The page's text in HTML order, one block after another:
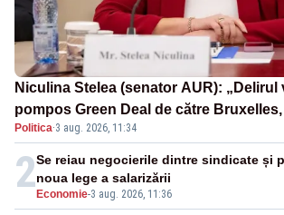
Niculina Stelea (senator AUR): „Delirul
pompos Green Deal de către
măsură vinovat de prezumtiva
Politica·3 aug. 2026, 11:34
2 Economie-3 aug. 2026, 11:36
Se reiau negocierile dintre sindicate și
noua lege a salarizării